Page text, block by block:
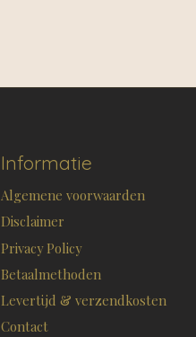
Informatie
Algemene voorwaarden
Disclaimer
Privacy Policy
Betaalmethoden
Levertijd & verzendkosten
Contact